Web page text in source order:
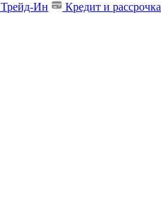
Трейд-Ин Кредит и рассрочка